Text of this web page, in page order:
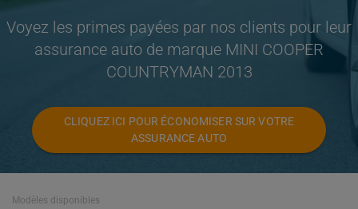
Voyez les primes payées par nos clients pour leur
assurance auto de marque MINI COOPER
COUNTRYMAN 2013
CLIQUEZ ICI POUR ÉCONOMISER SUR VOTRE
ASSURANCE AUTO
Modèles disponibles